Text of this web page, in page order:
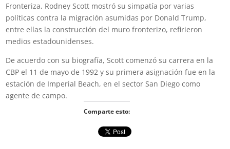
Fronteriza, Rodney Scott mostró su simpatía por varias
políticas contra la migración asumidas por Donald Trump,
entre ellas la construcción del muro fronterizo, refirieron
medios estadounidenses.
De acuerdo con su biografía, Scott comenzó su carrera en la
CBP el 11 de mayo de 1992 y su primera asignación fue en la
estación de Imperial Beach, en el sector San Diego como
agente de campo.
Comparte esto: